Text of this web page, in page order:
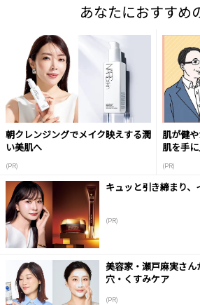
あなたにおすすめ
朝クレンジングでメイク映えする潤
い美肌へ
(PR)
肌が健
肌を手
(PR)
キュッと引き締まり
(PR)
美容家・瀬戸麻実さ
穴・くすみケア
(PR)